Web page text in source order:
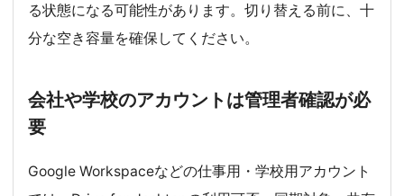
る状態になる可能性があります。切り替える前に、十
分な空き容量を確保してください。
会社や学校のアカウントは管理者確認が必
要
Google Workspaceなどの仕事用・学校用アカウント